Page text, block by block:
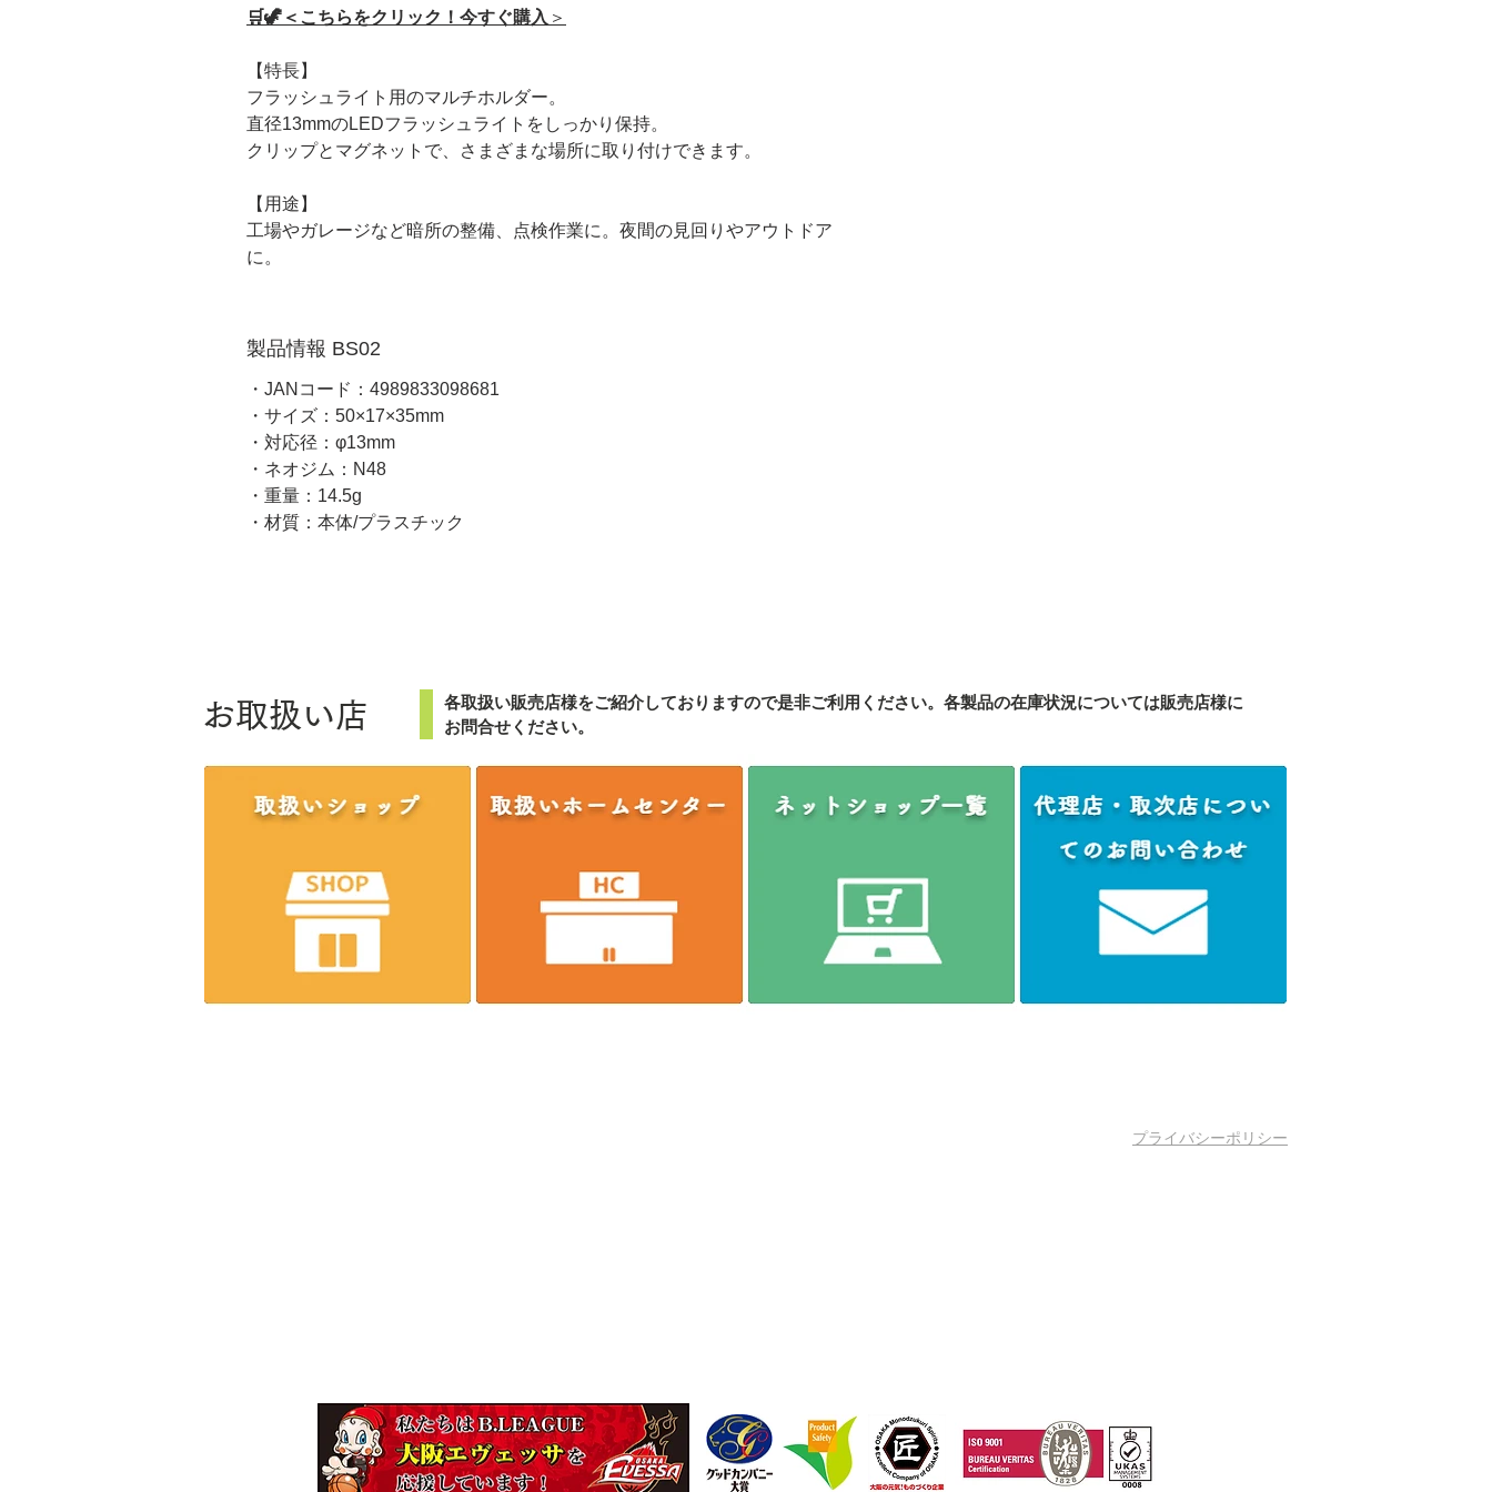
🛒🦖＜こちらをクリック！今すぐ購入 ＞
【特長】
フラッシュライト用のマルチホルダー。
直径13mmのLEDフラッシュライトをしっかり保持。
クリップとマグネットで、さまざまな場所に取り付けできます。
【用途】
工場やガレージなど暗所の整備、点検作業に。夜間の見回りやアウトドア
に。
製品情報 BS02
・JANコード：4989833098681
・サイズ：50×17×35mm
・対応径：φ13mm
・ネオジム：N48
・重量：14.5g
・材質：本体/プラスチック
お取扱い店 各取扱い販売店様をご紹介しておりますので是非ご利用ください。各製品の在庫状況については販売店様に
お問合せください。
プライバシーポリシー